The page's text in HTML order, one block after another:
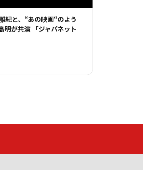
一「ジャパネットのおせち」が夏か
「史上最多73品」「重量113%」で